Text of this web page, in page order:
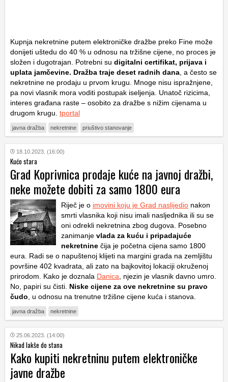
Kupnja nekretnine putem elektroničke dražbe preko Fine može
donijeti uštedu do 40 % u odnosu na tržišne cijene, no proces je
složen i dugotrajan. Potrebni su digitalni certifikat, prijava i
uplata jamčevine. Dražba traje deset radnih dana , a često se
nekretnine ne prodaju u prvom krugu. Mnoge nisu ispražnjene,
pa novi vlasnik mora voditi postupak iseljenja. Unatoč rizicima,
interes građana raste – osobito za dražbe s nižim cijenama u
drugom krugu. tportal
javna dražba nekretnine priuštivo stanovanje
18.10.2023. (16:00)
Kućo stara
Grad Koprivnica prodaje kuće na javnoj dražbi,
neke možete dobiti za samo 1800 eura
Riječ je o imovini koju je Grad naslijedio nakon
smrti vlasnika koji nisu imali nasljednika ili su se
oni odrekli nekretnina zbog dugova. Posebno
zanimanje vlada za kuću i pripadajuće
nekretnine čija je početna cijena samo 1800
eura. Radi se o napuštenoj klijeti na margini grada na zemljištu
površine 402 kvadrata, ali zato na bajkovitoj lokaciji okruženoj
prirodom. Kako je doznala Danica , njezin je vlasnik davno umro.
No, papiri su čisti. Niske cijene za ove nekretnine su pravo
čudo , u odnosu na trenutne tržišne cijene kuća i stanova.
javna dražba nekretnine
25.06.2023. (14:00)
Nikad lakše do stana
Kako kupiti nekretninu putem elektroničke
javne dražbe